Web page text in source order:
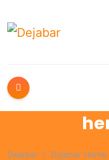
Dejabar Dejabar Home